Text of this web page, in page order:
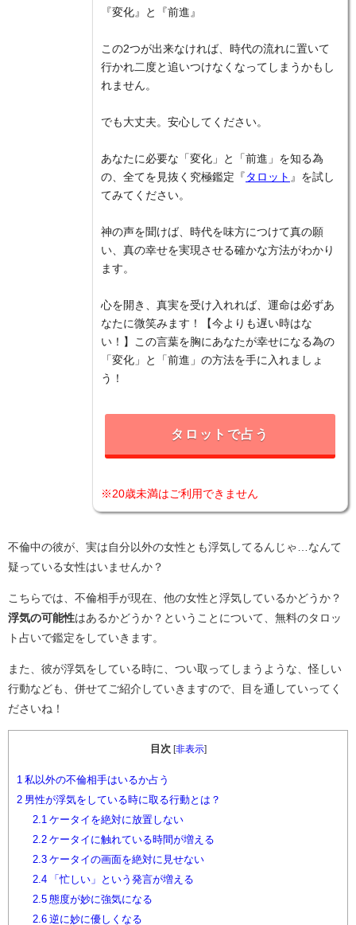
『変化』と『前進』
この2つが出来なければ、時代の流れに置いて
行かれ二度と追いつけなくなってしまうかもし
れません。
でも大丈夫。安心してください。
あなたに必要な「変化」と「前進」を知る為
の、全てを見抜く究極鑑定『 タロット 』を試し
てみてください。
神の声を聞けば、時代を味方につけて真の願
い、真の幸せを実現させる確かな方法がわかり
ます。
心を開き、真実を受け入れれば、運命は必ずあ
なたに微笑みます！【今よりも遅い時はな
い！】この言葉を胸にあなたが幸せになる為の
「変化」と「前進」の方法を手に入れましょ
う！
タロットで占う
※20歳未満はご利用できません
不倫中の彼が、実は自分以外の女性とも浮気してるんじゃ…なんて
疑っている女性はいませんか？
こちらでは、不倫相手が現在、他の女性と浮気しているかどうか？
浮気の可能性はあるかどうか？ということについて、無料のタロッ
ト占いで鑑定をしていきます。
また、彼が浮気をしている時に、つい取ってしまうような、怪しい
行動なども、併せてご紹介していきますので、目を通していってく
ださいね！
目次 [非表示]
1 私以外の不倫相手はいるか占う
2 男性が浮気をしている時に取る行動とは？
2.1 ケータイを絶対に放置しない
2.2ケータイに触れている時間が増える
2.3ケータイの画面を絶対に見せない
2.4「忙しい」という発言が増える
2.5態度が妙に強気になる
2.6逆に妙に優しくなる